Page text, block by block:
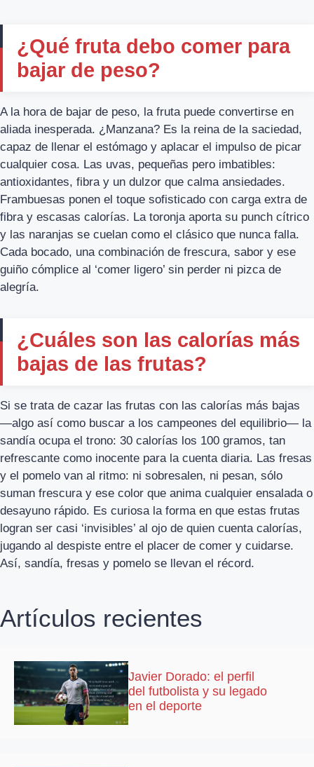
¿Qué fruta debo comer para
bajar de peso?
A la hora de bajar de peso, la fruta puede convertirse en
aliada inesperada. ¿Manzana? Es la reina de la saciedad,
capaz de llenar el estómago y aplacar el impulso de picar
cualquier cosa. Las uvas, pequeñas pero imbatibles:
antioxidantes, fibra y un dulzor que calma ansiedades.
Frambuesas ponen el toque sofisticado con carga extra de
fibra y escasas calorías. La toronja aporta su punch cítrico
y las naranjas se cuelan como el clásico que nunca falla.
Cada bocado, una combinación de frescura, sabor y ese
guiño cómplice al ‘comer ligero’ sin perder ni pizca de
alegría.
¿Cuáles son las calorías más
bajas de las frutas?
Si se trata de cazar las frutas con las calorías más bajas
—algo así como buscar a los campeones del equilibrio— la
sandía ocupa el trono: 30 calorías los 100 gramos, tan
refrescante como inocente para la cuenta diaria. Las fresas
y el pomelo van al ritmo: ni sobresalen, ni pesan, sólo
suman frescura y ese color que anima cualquier ensalada o
desayuno rápido. Es curiosa la forma en que estas frutas
logran ser casi ‘invisibles’ al ojo de quien cuenta calorías,
jugando al despiste entre el placer de comer y cuidarse.
Así, sandía, fresas y pomelo se llevan el récord.
Artículos recientes
Javier Dorado: el perfil
del futbolista y su legado
en el deporte